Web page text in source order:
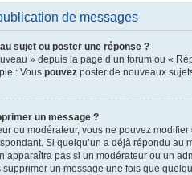
de messages
sujet ou poster une réponse ?
» depuis la page d’un forum ou «
: Vous pouvez poster de nouveaux
un message ?
ou modérateur, vous ne pouvez
Si quelqu’un a déjà répondu au
pas si un modérateur ou un
un message une fois que